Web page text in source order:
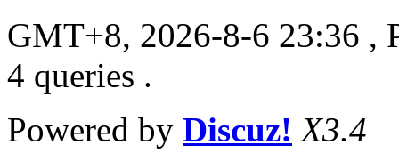
GMT+8, 2026-8-6 23:36 ,
4 queries .
Powered by Discuz! X3.4